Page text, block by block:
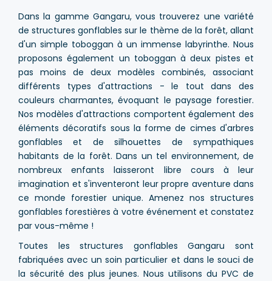
Dans la gamme Gangaru, vous trouverez une variété
de structures gonflables sur le thème de la forêt, allant
d'un simple toboggan à un immense labyrinthe. Nous
proposons également un toboggan à deux pistes et
pas moins de deux modèles combinés, associant
différents types d'attractions - le tout dans des
couleurs charmantes, évoquant le paysage forestier.
Nos modèles d'attractions comportent également des
éléments décoratifs sous la forme de cimes d'arbres
gonflables et de silhouettes de sympathiques
habitants de la forêt. Dans un tel environnement, de
nombreux enfants laisseront libre cours à leur
imagination et s'inventeront leur propre aventure dans
ce monde forestier unique. Amenez nos structures
gonflables forestières à votre événement et constatez
par vous-même !
Toutes les structures gonflables Gangaru sont
fabriquées avec un soin particulier et dans le souci de
la sécurité des plus jeunes. Nous utilisons du PVC de